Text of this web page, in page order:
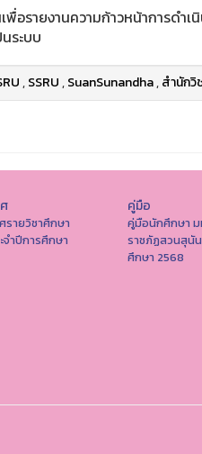
อรายงานความก้าวหน้าการดำ
ระบบ
,SSRU,SuanSunandha,สำนักวิ
รายวิชาศึกษา
จำปีการศึกษา
คู่มือ
คู่มือนักศึกษา
ราชภัฏสวนสุนั
ศึกษา 2568